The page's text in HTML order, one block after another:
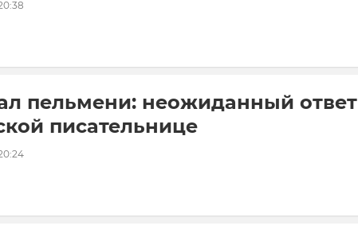
пельмени: неожиданный ответ
писательнице